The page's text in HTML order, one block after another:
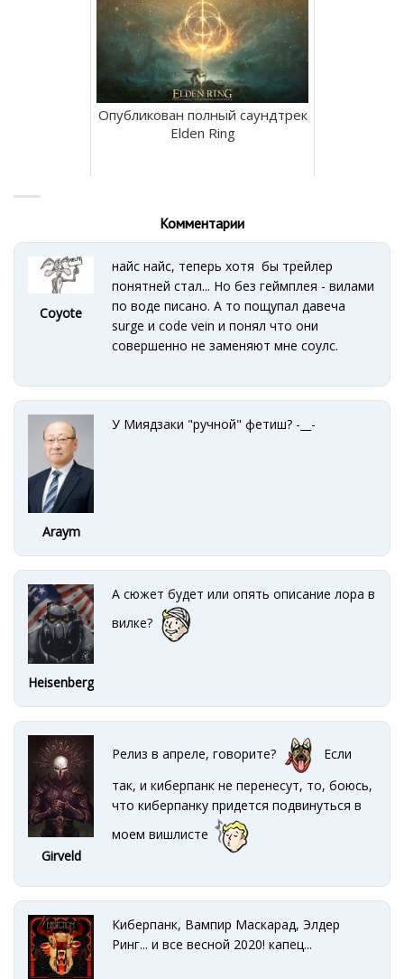
Опубликован полный саундтрек
Elden Ring
Комментарии
Coyote
найс найс, теперь хотя бы трейлер
понятней стал... Но без геймплея - вилами
по воде писано. А то пощупал давеча
surge и code vein и понял что они
совершенно не заменяют мне соулс.
Araym
У Миядзаки "ручной" фетиш? -__-
Heisenberg
А сюжет будет или опять описание лора в
вилке?
Girveld
Релиз в апреле, говорите?
Если
так, и киберпанк не перенесут, то, боюсь,
что киберпанку придется подвинуться в
моем вишлисте
Киберпанк, Вампир Маскарад, Элдер
Ринг... и все весной 2020! капец...